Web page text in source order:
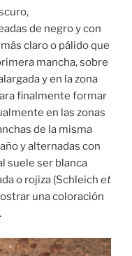
de negro y con
claro o pálido que
mancha, sobre
y en la zona
finalmente formar
en las zonas
de la misma
y alternadas con
suele ser blanca
o rojiza (Schleich et
una coloración